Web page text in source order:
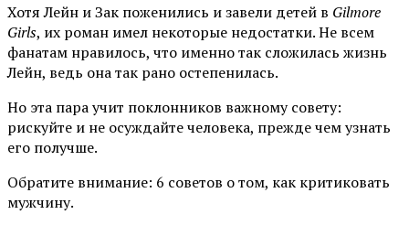
Хотя Лейн и Зак поженились и завели детей в Gilmore
Girls, их роман имел некоторые недостатки. Не всем
фанатам нравилось, что именно так сложилась жизнь
Лейн, ведь она так рано остепенилась.
Но эта пара учит поклонников важному совету:
рискуйте и не осуждайте человека, прежде чем узнать
его получше.
Обратите внимание: 6 советов о том, как критиковать
мужчину.